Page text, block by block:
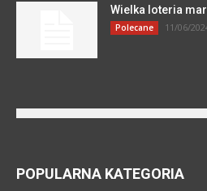
Wielka loteria
Polecane 11/06/
POPULARNA KATEGORIA